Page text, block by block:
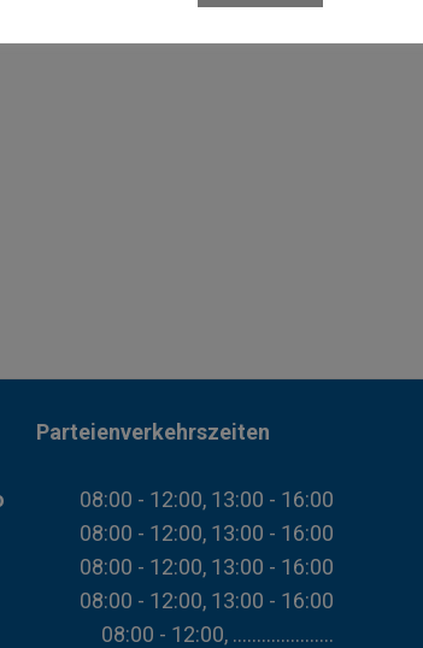
Parteienverkehrszeiten
08:00 - 12:00, 13:00 - 16:00
08:00 - 12:00, 13:00 - 16:00
08:00 - 12:00, 13:00 - 16:00
08:00 - 12:00, 13:00 - 16:00
08:00 - 12:00, .....................